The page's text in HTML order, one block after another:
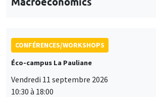
CONFÉRENCES/WORKSHOPS
Éco-campus La Pauliane
Vendredi 11 septembre 2026
10:30 à 18:00